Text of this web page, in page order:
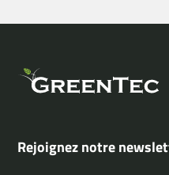
Rejoignez notre